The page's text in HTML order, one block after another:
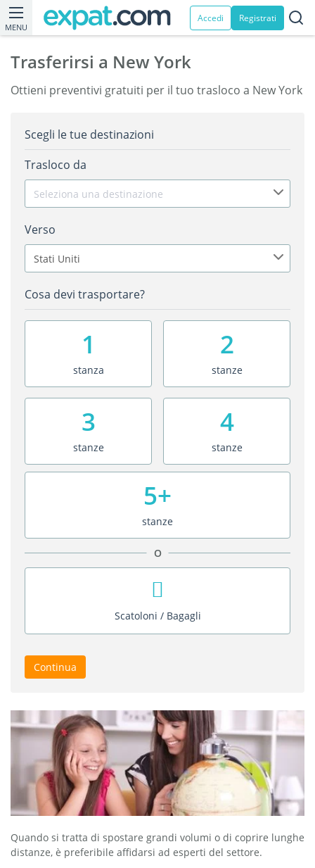
MENU
Accedi Registrati
Trasferirsi a New York
Ottieni preventivi gratuiti per il tuo trasloco a New York
Scegli le tue destinazioni
Trasloco da
Seleziona una destinazione
Verso
Stati Uniti
Cosa devi trasportare?
1
stanza
2
stanze
3
stanze
4
stanze
5+
stanze
O
Scatoloni / Bagagli
Continua
Quando si tratta di spostare grandi volumi o di coprire lunghe
distanze, è preferibile affidarsi ad esperti del settore.